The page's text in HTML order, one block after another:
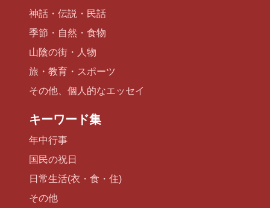
神話・伝説・民話
季節・自然・食物
山陰の街・人物
旅・教育・スポーツ
その他、個人的なエッセイ
キーワード集
年中行事
国民の祝日
日常生活(衣・食・住)
その他